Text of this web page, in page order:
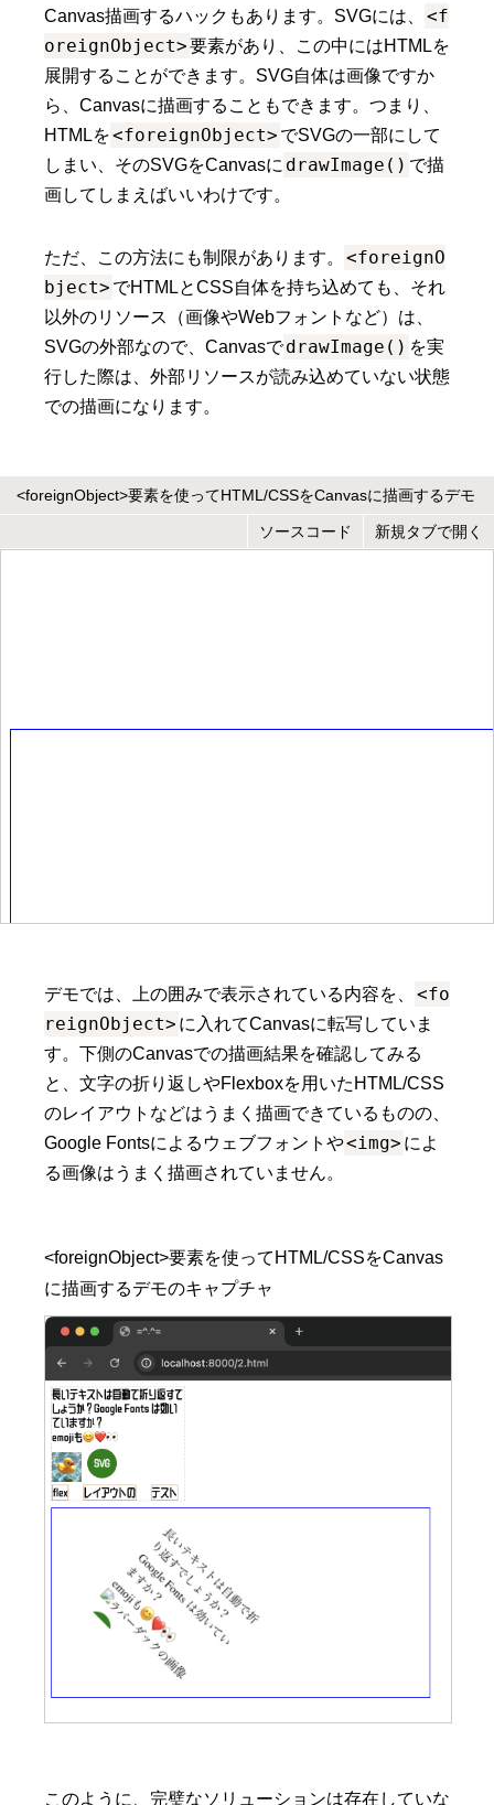
Canvas描画するハックもあります。SVGには、
<f
oreignObject>要素があり、この中にはHTMLを
展開することができます。SVG自体は画像ですか
ら、Canvasに描画することもできます。つまり、
HTMLを<foreignObject> でSVGの一部にして
しまい、そのSVGをCanvasに drawImage() で描
画してしまえばいいわけです。
ただ、この方法にも制限があります。
<foreignO
bject> でHTMLとCSS自体を持ち込めても、それ
以外のリソース（画像やWebフォントなど）は、
SVGの外部なので、CanvasでdrawImage() を実
行した際は、外部リソースが読み込めていない状態
での描画になります。
デモでは、上の囲みで表示されている内容を、
<fo
reignObject> に入れてCanvasに転写していま
す。下側のCanvasでの描画結果を確認してみる
と、文字の折り返しやFlexboxを用いたHTML/CSS
のレイアウトなどはうまく描画できているものの、
Google Fontsによるウェブフォントや<img> によ
る画像はうまく描画されていません。
このように、完璧なソリューションは存在していな